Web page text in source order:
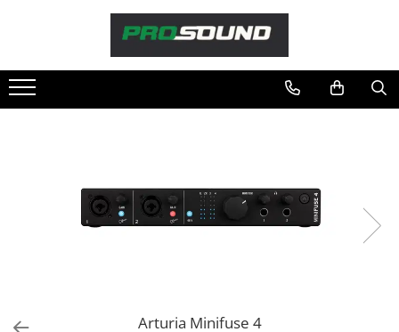
Sonorizare / PA
Amplificatoare Audio
Arturia Minifuse 4